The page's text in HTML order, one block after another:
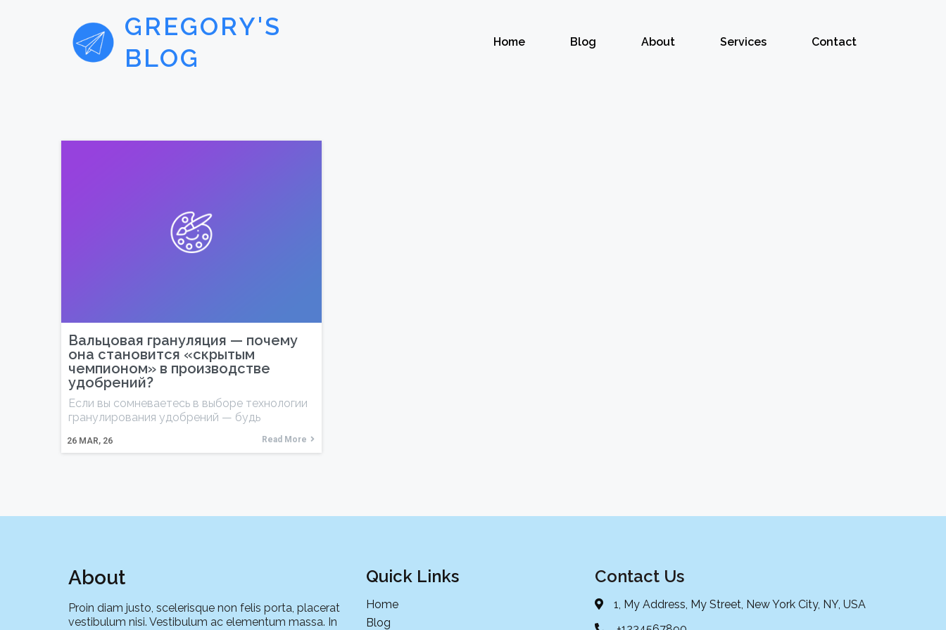
GREGORY'S
BLOG
Home Blog About Services Contact
Вальцовая грануляция — почему
она становится «скрытым
чемпионом» в производстве
удобрений?
26 MAR, 26
Если вы сомневаетесь в выборе технологии
гранулирования удобрений — будь
Read More
About
Proin diam justo, scelerisque non felis porta, placerat
vestibulum nisi. Vestibulum ac elementum massa. In
Quick Links
Home
Blog
Contact Us
1, My Address, My Street, New York City, NY, USA